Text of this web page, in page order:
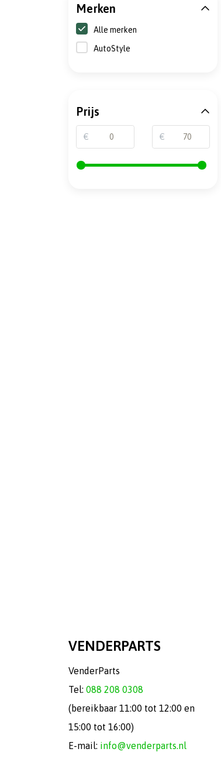
Merken
Alle merken
AutoStyle
Prijs
€ €
VENDERPARTS
VenderParts
Tel: 088 208 0308
(bereikbaar 11:00 tot 12:00 en
15:00 tot 16:00)
E-mail: info@venderparts.nl